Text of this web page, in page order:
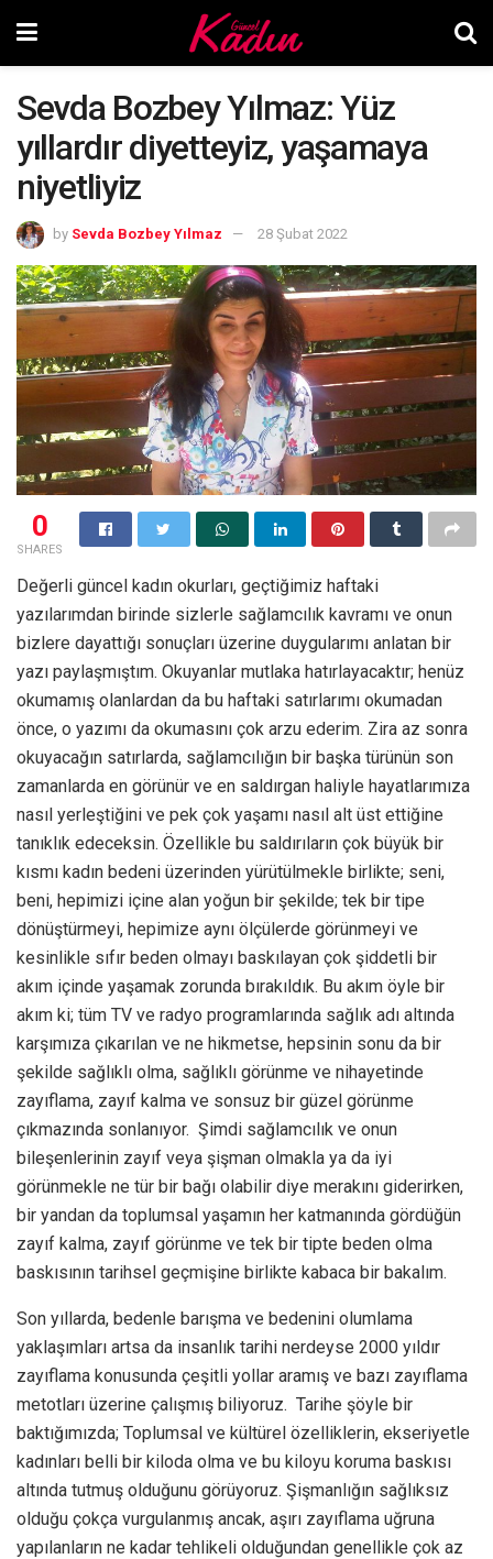
Sevda Bozbey Yılmaz: Yüz
yıllardır diyetteyiz, yaşamaya
niyetliyiz
by Sevda Bozbey Yılmaz 28 Şubat 2022
0
SHARES
Değerli güncel kadın okurları, geçtiğimiz haftaki
yazılarımdan birinde sizlerle sağlamcılık kavramı ve onun
bizlere dayattığı sonuçları üzerine duygularımı anlatan bir
yazı paylaşmıştım. Okuyanlar mutlaka hatırlayacaktır; henüz
okumamış olanlardan da bu haftaki satırlarımı okumadan
önce, o yazımı da okumasını çok arzu ederim. Zira az sonra
okuyacağın satırlarda, sağlamcılığın bir başka türünün son
zamanlarda en görünür ve en saldırgan haliyle hayatlarımıza
nasıl yerleştiğini ve pek çok yaşamı nasıl alt üst ettiğine
tanıklık edeceksin. Özellikle bu saldırıların çok büyük bir
kısmı kadın bedeni üzerinden yürütülmekle birlikte; seni,
beni, hepimizi içine alan yoğun bir şekilde; tek bir tipe
dönüştürmeyi, hepimize aynı ölçülerde görünmeyi ve
kesinlikle sıfır beden olmayı baskılayan çok şiddetli bir
akım içinde yaşamak zorunda bırakıldık. Bu akım öyle bir
akım ki; tüm TV ve radyo programlarında sağlık adı altında
karşımıza çıkarılan ve ne hikmetse, hepsinin sonu da bir
şekilde sağlıklı olma, sağlıklı görünme ve nihayetinde
zayıflama, zayıf kalma ve sonsuz bir güzel görünme
çıkmazında sonlanıyor. Şimdi sağlamcılık ve onun
bileşenlerinin zayıf veya şişman olmakla ya da iyi
görünmekle ne tür bir bağı olabilir diye merakını giderirken,
bir yandan da toplumsal yaşamın her katmanında gördüğün
zayıf kalma, zayıf görünme ve tek bir tipte beden olma
baskısının tarihsel geçmişine birlikte kabaca bir bakalım.
Son yıllarda, bedenle barışma ve bedenini olumlama
yaklaşımları artsa da insanlık tarihi nerdeyse 2000 yıldır
zayıflama konusunda çeşitli yollar aramış ve bazı zayıflama
metotları üzerine çalışmış biliyoruz. Tarihe şöyle bir
baktığımızda; Toplumsal ve kültürel özelliklerin, ekseriyetle
kadınları belli bir kiloda olma ve bu kiloyu koruma baskısı
altında tutmuş olduğunu görüyoruz. Şişmanlığın sağlıksız
olduğu çokça vurgulanmış ancak, aşırı zayıflama uğruna
yapılanların ne kadar tehlikeli olduğundan genellikle çok az